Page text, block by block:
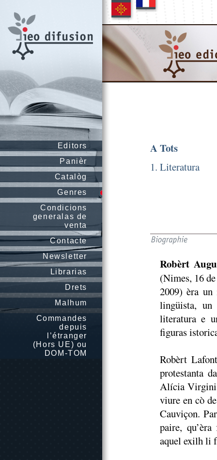
Editors
Panièr
Catalòg
Genres
Condicions
generalas de
venta
Contacte
Newsletter
Librarias
Drets
Malhum
Commandes
depuis
l’étranger
(Hors UE) ou
DOM-TOM
A Tots
1. Literatura
Robèrt
(Nimes, 16
2009) èra un
lingüista, un
literatura e
figuras
Robèrt
protestanta
Alícia
viure en cò
Cauviçon.
paire,
aquel exilh li